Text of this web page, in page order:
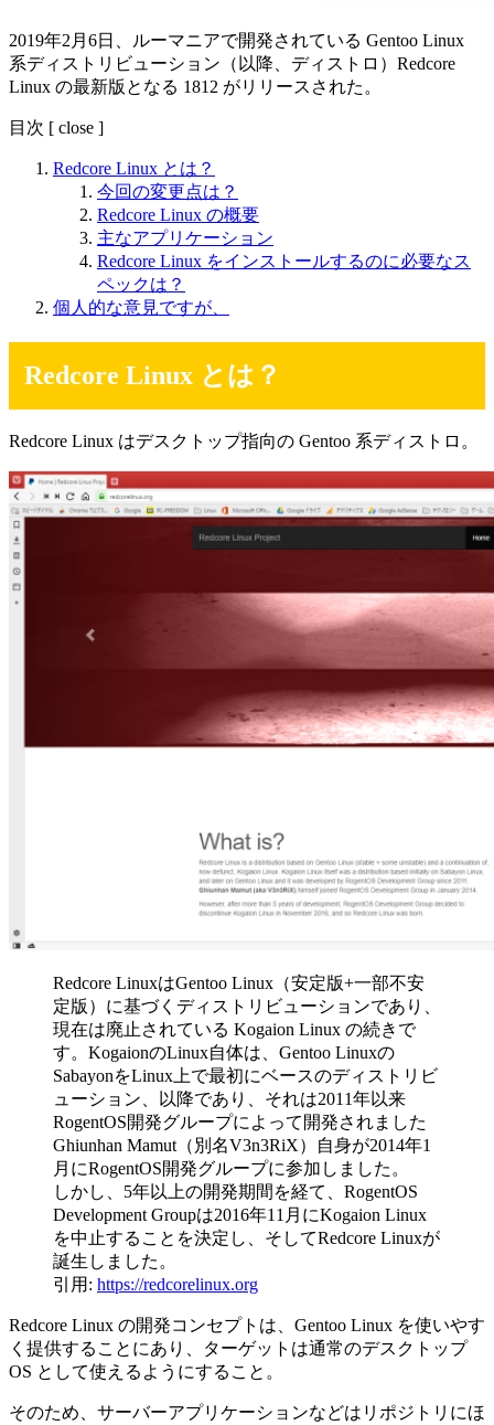
2019年2月6日、ルーマニアで開発されている Gentoo Linux
系ディストリビューション（以降、ディストロ）Redcore
Linux の最新版となる 1812 がリリースされた。
目次 [ close ]
Redcore Linux とは？
今回の変更点は？
Redcore Linux の概要
主なアプリケーション
Redcore Linux をインストールするのに必要なス
ペックは？
個人的な意見ですが、
Redcore Linux とは？
Redcore Linux はデスクトップ指向の Gentoo 系ディストロ。
Redcore LinuxはGentoo Linux（安定版+一部不安
定版）に基づくディストリビューションであり、
現在は廃止されている Kogaion Linux の続きで
す。KogaionのLinux自体は、Gentoo Linuxの
SabayonをLinux上で最初にベースのディストリビ
ューション、以降であり、それは2011年以来
RogentOS開発グループによって開発されました
Ghiunhan Mamut（別名V3n3RiX）自身が2014年1
月にRogentOS開発グループに参加しました。
しかし、5年以上の開発期間を経て、RogentOS
Development Groupは2016年11月にKogaion Linux
を中止することを決定し、そしてRedcore Linuxが
誕生しました。
引用: https://redcorelinux.org
Redcore Linux の開発コンセプトは、Gentoo Linux を使いやす
く提供することにあり、ターゲットは通常のデスクトップ
OS として使えるようにすること。
そのため、サーバーアプリケーションなどはリポジトリにほ